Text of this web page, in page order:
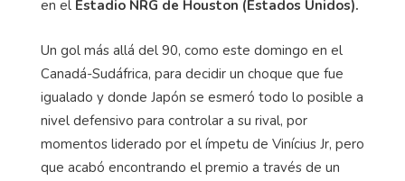
en el Estadio NRG de Houston (Estados Unidos).
Un gol más allá del 90, como este domingo en el
Canadá-Sudáfrica, para decidir un choque que fue
igualado y donde Japón se esmeró todo lo posible a
nivel defensivo para controlar a su rival, por
momentos liderado por el ímpetu de Vinícius Jr, pero
que acabó encontrando el premio a través de un